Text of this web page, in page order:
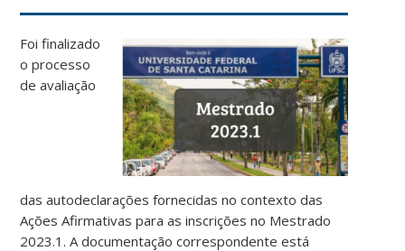
Foi finalizado
o processo
de avaliação
das autodeclarações fornecidas no contexto das
Ações Afirmativas para as inscrições no Mestrado
2023.1. A documentação correspondente está